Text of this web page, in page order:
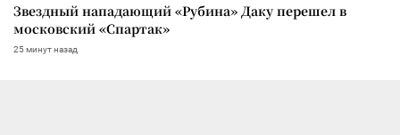
Звездный нападающий «Рубина» Даку перешел в
московский «Спартак»
25 минут назад